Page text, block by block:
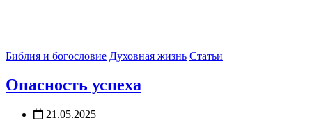
Библия и богословие Духовная жизнь Статьи
Опасность успеха
21.05.2025